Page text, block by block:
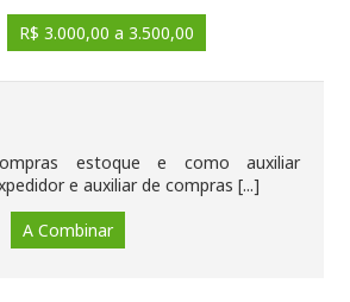
R$ 3.000,00 a 3.500,00
estoque e como auxiliar
e auxiliar de compras [...]
A Combinar